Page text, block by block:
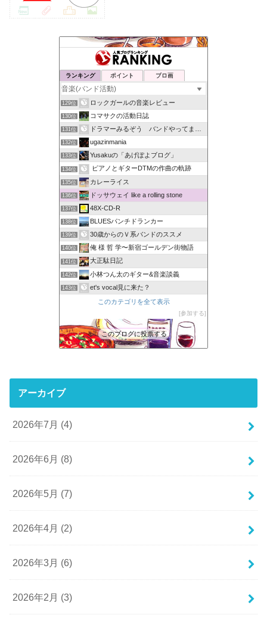
ランキング ポイント ブロ画
129位 ロックガールの音楽レビュー
130位 コマサクの活動日誌
131位 ドラマーみるぞう バンドやってまするぅ
132位 ugazinmania
133位 Yusakuの「あげぽよブログ」
134位 ピアノとギターDTMの作曲の軌跡
135位 カレーライス
136位 ドッサウェイ like a rolling stone
137位 48X-CD-R
138位 BLUESパンチドランカー
139位 30歳からのＶ系バンドのススメ
140位 俺 様 哲 学〜新宿ゴールデン街物語
141位 大正駄日記
142位 小林つん太のギター&音楽談義
143位 et's vocal見に来た？
このカテゴリを全て表示
参加する
このブログに投票する
アーカイブ
2026年7月 (4)
2026年6月 (8)
2026年5月 (7)
2026年4月 (2)
2026年3月 (6)
2026年2月 (3)